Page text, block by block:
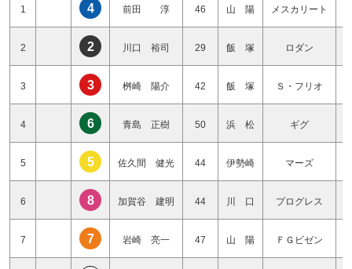
1 4 前田 淳 46 山 陽 メスカリート
2 2 川口 裕司 29 飯 塚 ロダン
3 3 桝崎 陽介 42 飯 塚 Ｓ・フリオ
4 6 青島 正樹 50 浜 松 ギグ
5 5 佐久間 健光 44 伊勢崎 マーズ
6 8 加賀谷 建明 44 川 口 プログレス
7 7 岩崎 亮一 47 山 陽 ＦＧビゼン